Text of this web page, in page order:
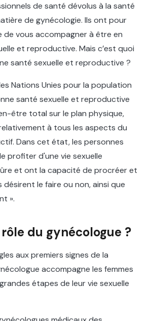
de santé dévolus à la santé
de gynécologie. Ils ont pour
de vous accompagner à être en
et reproductive. Mais c’est quoi
santé sexuelle et reproductive ?
Nations Unies pour la population
santé sexuelle et reproductive
être total sur le plan physique,
à tous les aspects du
Dans cet état, les personnes
profiter d'une vie sexuelle
et ont la capacité de procréer et
désirent le faire ou non, ainsi que
».
du gynécologue ?
aux premiers signes de la
accompagne les femmes
étapes de leur vie sexuelle